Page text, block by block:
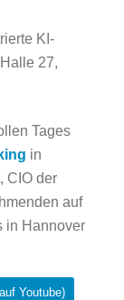
KI-
27,
Tages
in
CIO der
auf
in Hannover
Youtube)